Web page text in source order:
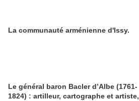
La communauté arménienne d'Issy.
Le général baron Bacler d’Albe (1761-
1824) : artilleur, cartographe et artiste,